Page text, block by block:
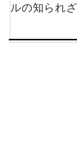
ルの知られ
す